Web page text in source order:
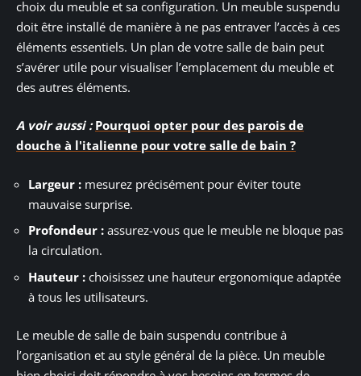
choix du meuble et sa configuration. Un meuble suspendu
doit être installé de manière à ne pas entraver l’accès à ces
éléments essentiels. Un plan de votre salle de bain peut
s’avérer utile pour visualiser l’emplacement du meuble et
des autres éléments.
A voir aussi : Pourquoi opter pour des parois de
douche à l'italienne pour votre salle de bain ?
Largeur : mesurez précisément pour éviter toute
mauvaise surprise.
Profondeur : assurez-vous que le meuble ne bloque pas
la circulation.
Hauteur : choisissez une hauteur ergonomique adaptée
à tous les utilisateurs.
Le meuble de salle de bain suspendu contribue à
l’organisation et au style général de la pièce. Un meuble